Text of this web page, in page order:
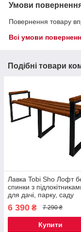
Умови
Повернення товару
Всі умови
Подібні товари
Лавка Tobi Sho Лофт
спинки з
для дачі, парку, саду
каштан
6 390 ₴ 7 290 ₴
Купити